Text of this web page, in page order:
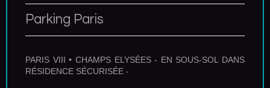
Parking Paris
PARIS VIII • CHAMPS ELYSÉES - EN SOUS-SOL DANS
RÉSIDENCE SÉCURISÉE -